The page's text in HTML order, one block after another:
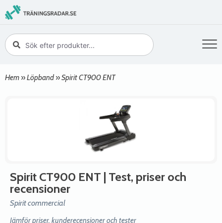
Hem »Löpband »Spirit CT900 ENT
Spirit CT900 ENT | Test, priser och
recensioner
Spirit commercial
Jämför priser, kunderecensioner och tester